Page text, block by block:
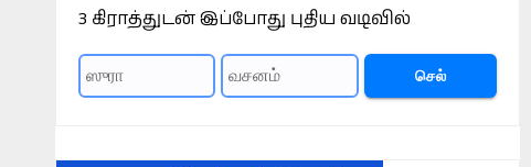
3 கிராத்துடன் இப்போது புதிய வடிவில்
செல்